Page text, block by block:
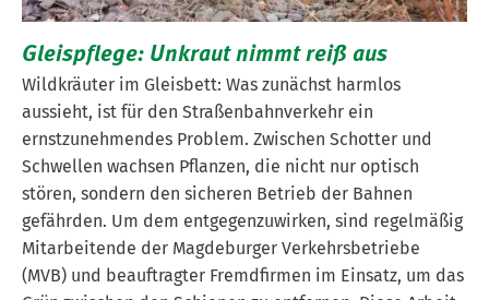
Gleispflege: Unkraut nimmt reiß aus
Wildkräuter im Gleisbett: Was zunächst harmlos
aussieht, ist für den Straßenbahnverkehr ein
ernstzunehmendes Problem. Zwischen Schotter und
Schwellen wachsen Pflanzen, die nicht nur optisch
stören, sondern den sicheren Betrieb der Bahnen
gefährden. Um dem entgegenzuwirken, sind regelmäßig
Mitarbeitende der Magdeburger Verkehrsbetriebe
(MVB) und beauftragter Fremdfirmen im Einsatz, um das